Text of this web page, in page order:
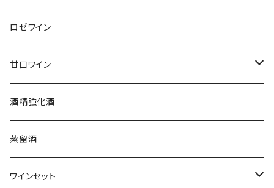
エティエンヌ・ルフェーヴル
クリスチャン・ゴセ
クロード・カザル
ジェローム・ルフェーヴル
シャルトーニュ・タイエ
アルザス
ブルゴーニュ
ドイツ
オーストラリア
ニュージーランド
南アフリカ
チリ
フランス
アルザス
シュッド・ウエスト
スロヴァキア
オーストラリア
ニュージーランド
南アフリカ
ロゼワイン
甘口ワイン
フランス
ソーテルヌ
酒精強化酒
蒸留酒
ワインセット